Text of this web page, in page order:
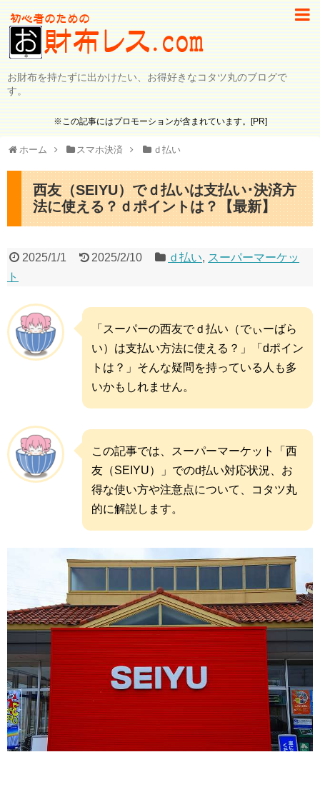
お財布を持たずに出かけたい、お得好きなコタツ丸のブログで
す。
※この記事にはプロモーションが含まれています。[PR]
ホーム スマホ決済 ｄ払い
西友（SEIYU）でｄ払いは支払い･決済方
法に使える？ｄポイントは？【最新】
2025/1/1 2025/2/10 ｄ払い, スーパーマーケッ
ト
「スーパーの西友でｄ払い（でぃーばら
い）は支払い方法に使える？」「dポイン
トは？」そんな疑問を持っている人も多
いかもしれません。
この記事では、スーパーマーケット「西
友（SEIYU）」でのd払い対応状況、お
得な使い方や注意点について、コタツ丸
的に解説します。